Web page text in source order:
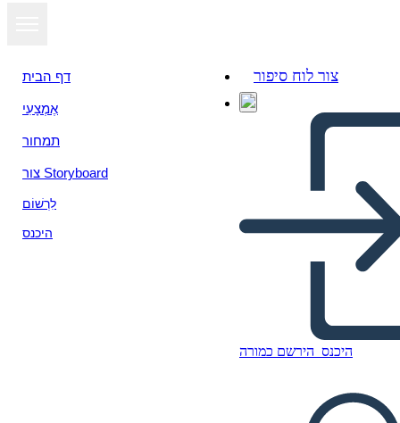
דף הבית
אֶמְצָעִי
תמחור
צור Storyboard
לִרְשׁוֹם
היכנס
צור לוח סיפור
היכנס הירשם כמורה